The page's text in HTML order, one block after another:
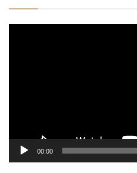
FINALE 42° BEPPE VIOLA